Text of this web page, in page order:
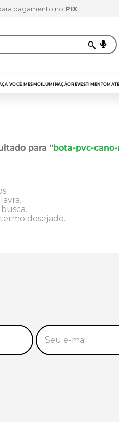
pagamento no PIX
VOCÊ MESMOILUMINAÇÃOREVESTIMENTO
para "bota-pvc-
desejado.
1º
sarrafo
mdf 15mm